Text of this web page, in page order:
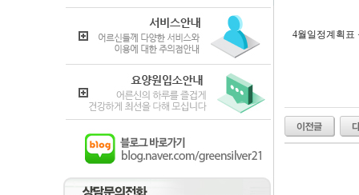
4월일정계획표